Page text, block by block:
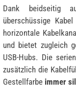
Dank beidseitig
überschüssige
horizontale
und bietet zugleich
USB-Hubs. Die
zusätzlich die
Gestellfarbe immer